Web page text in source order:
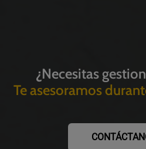
¿Necesitas
Te asesoramos